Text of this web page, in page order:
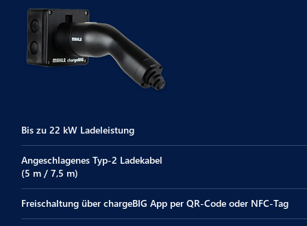
Bis zu 22 kW Ladeleistung
Angeschlagenes Typ-2 Ladekabel
(5 m / 7,5 m)
Freischaltung über chargeBIG App per QR-Code oder NFC-Tag